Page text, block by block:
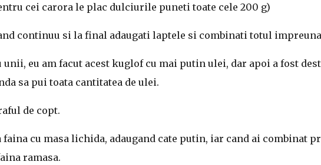
cei carora le plac dulciurile puneti toate cele 200 g)
continuu si la final adaugati laptele si combinati totul
eu am facut acest kuglof cu mai putin ulei, dar apoi a fost
sa pui toata cantitatea de ulei.
de copt.
cu masa lichida, adaugand cate putin, iar cand ai combinat
ramasa.